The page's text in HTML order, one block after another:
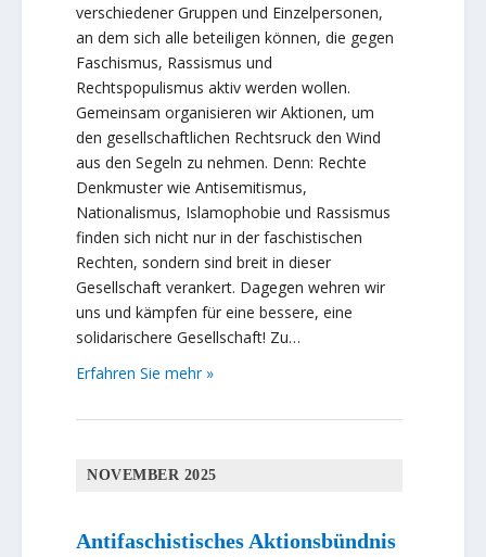
verschiedener Gruppen und Einzelpersonen,
an dem sich alle beteiligen können, die gegen
Faschismus, Rassismus und
Rechtspopulismus aktiv werden wollen.
Gemeinsam organisieren wir Aktionen, um
den gesellschaftlichen Rechtsruck den Wind
aus den Segeln zu nehmen. Denn: Rechte
Denkmuster wie Antisemitismus,
Nationalismus, Islamophobie und Rassismus
finden sich nicht nur in der faschistischen
Rechten, sondern sind breit in dieser
Gesellschaft verankert. Dagegen wehren wir
uns und kämpfen für eine bessere, eine
solidarischere Gesellschaft! Zu…
Erfahren Sie mehr »
NOVEMBER 2025
Antifaschistisches Aktionsbündnis